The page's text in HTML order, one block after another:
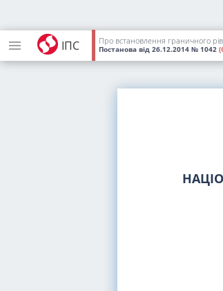
ІПС Про встановлення граничного
Постанова від 26.12.2014 № 1042